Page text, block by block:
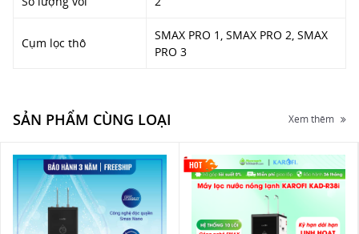
Cụm lọc thô
SMAX PRO 1, SMAX PRO 2, SMAX
PRO 3
SẢN PHẨM CÙNG LOẠI Xem thêm
HOT